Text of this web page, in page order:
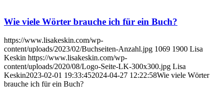
Wie viele Wörter brauche ich für ein Buch?
https://www.lisakeskin.com/wp-
content/uploads/2023/02/Buchseiten-Anzahl.jpg 1069 1900 Lisa
Keskin https://www.lisakeskin.com/wp-
content/uploads/2020/08/Logo-Seite-LK-300x300.jpg Lisa
Keskin2023-02-01 19:33:452024-04-27 12:22:58Wie viele Wörter
brauche ich für ein Buch?